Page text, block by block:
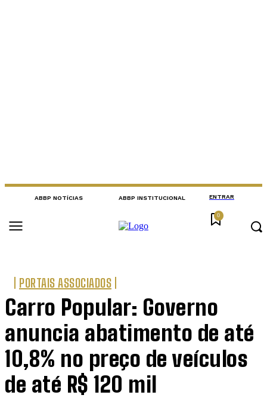
ABBP NOTÍCIAS ABBP INSTITUCIONAL ENTRAR
0
PORTAIS ASSOCIADOS
Carro Popular: Governo
anuncia abatimento de até
10,8% no preço de veículos
de até R$ 120 mil